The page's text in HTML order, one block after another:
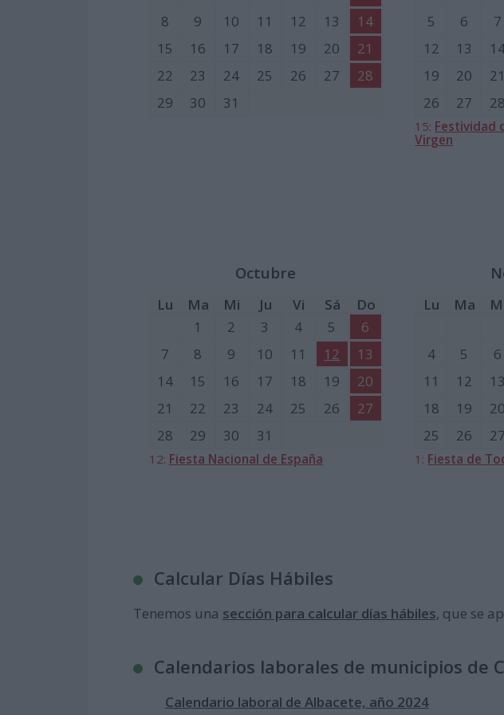
8
9 10 11 12 13
14
15
16 17 18 19 20
21
22
23 24 25 26 27
28
29
30 31
5
6 7
12
13
19
20 21
26
27 28
15: Festividad
Virgen
Octubre
Lu Ma Mi Ju Vi Sá
Do
1
2 3 4 5
6
7
8 9 10 11 12
13
14
15 16 17 18 19
20
21
22 23 24 25 26
27
28
29 30 31
12: Fiesta Nacional de España
Lu Ma
4
5 6
11
12 13
18
19 20
25
26 27
1: Fiesta de
Calcular Días Hábiles
Tenemos una sección para calcular días hábiles, que se
Calendarios laborales de municipios de
Calendario laboral de Albacete, año 2024